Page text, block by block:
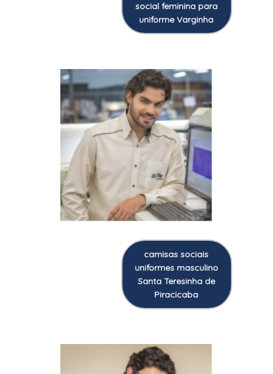
social feminina para
uniforme Varginha
camisas sociais
uniformes masculino
Santa Teresinha de
Piracicaba